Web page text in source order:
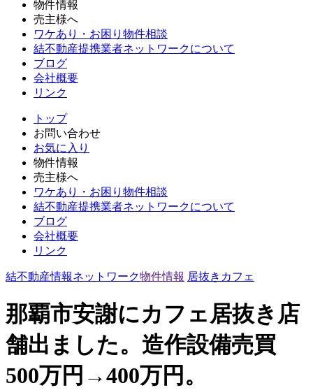
物件情報
売主様へ
ワケあり・お困り物件相談
結不動産提携業者ネットワークについて
ブログ
会社概要
リンク
トップ
お問い合わせ
お気に入り
物件情報
売主様へ
ワケあり・お困り物件相談
結不動産提携業者ネットワークについて
ブログ
会社概要
リンク
結不動産情報ネットワーク物件情報 居抜き カフェ
那覇市安謝にカフェ居抜き店
舗出ました。造作設備売買
500万円→400万円。